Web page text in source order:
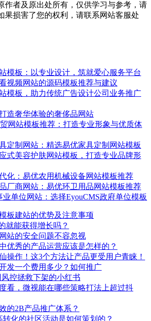
作者及原出处所有，仅供学习与参考，请
果损害了您的权利，请联系网站客服处
模板：以专业设计，筑就爱心服务平台
视频网站的源码模板推荐与建议
模板，助力传统广告设计公司业务推广
造奢华体验的奢侈品网站
网站模板推荐：打造专业形象与优质体
定制网站：精选易优家具定制网站模板
式美容护肤网站模板，打造专业品牌形
化：易优农用机械设备网站模板推荐
厂商网站：易优环卫用品网站模板推荐
业单位网站：选择EyouCMS政府单位模板
板建站的优势及注意事项
就能获得增长吗？
站的安全问题不容忽视
优秀的产品运营应该是怎样的？
操作！这3个方法让产品更受用户青睐！
发一个费用多少？如何推广
控拯救下架的小红书
看，微视能在哪些策略打法上超过抖
的2B产品推广体系？
转化的社区活动是如何策划的？